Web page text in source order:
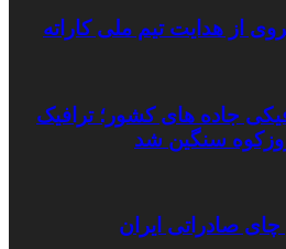
از هدایت تیم ملی کاراته
جاده های کشور؛ ترافیک
سنگین شد
صادراتی ایران